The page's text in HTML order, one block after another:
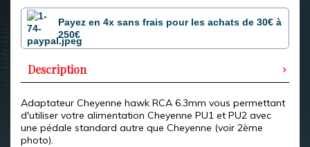
Payez en 4x sans frais pour les achats de 30€ à
250€
Description
Adaptateur Cheyenne hawk RCA 6.3mm vous permettant
d'utiliser votre alimentation Cheyenne PU1 et PU2 avec
une pédale standard autre que Cheyenne (voir 2ème
photo).